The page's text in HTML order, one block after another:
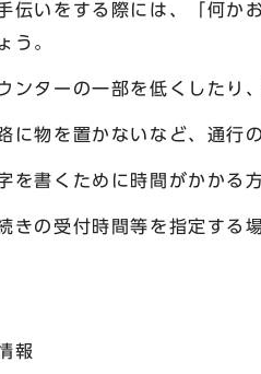
伝いをする際には、「何か
う。
ンターの一部を低くしたり
に物を置かないなど、通行
を書くために時間がかかる
きの受付時間等を指定する
報